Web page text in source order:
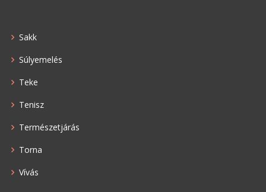
Sakk
Súlyemelés
Teke
Tenisz
Természetjárás
Torna
Vívás